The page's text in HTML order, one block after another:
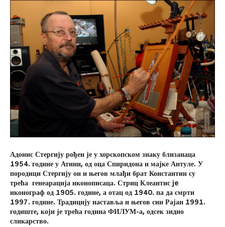
Адонис Стергију рођен је у хорскопском знаку близанаца
1954. године у Атини, од оца Спиридона и мајке Антуле. У
породици Стергију он и његов млађи брат Константин су
трећа генеарација иконописаца. Стриц Клеантисje
иконограф од 1905. године, а отац од 1940. па да смрти
1997. године. Традицију наставља и његов син Рајан 1991.
годиште, који је трећа година ФИЛУМ-а, одсек зидно
сликарство.